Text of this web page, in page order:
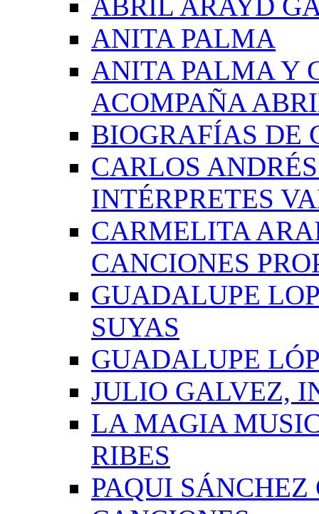
ANITA PALMA
ANITA PALMA Y
ACOMPAÑA
BIOGRAFÍAS DE
CARLOS
INTÉRPRETES
CARMELITA
CANCIONES
GUADALUPE
SUYAS
GUADALUPE
JULIO GALVEZ,
LA MAGIA
RIBES
PAQUI